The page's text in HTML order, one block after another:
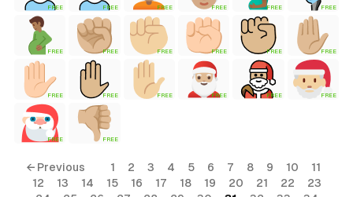
FREE FREE FREE FREE FREE FREE
FREE FREE FREE FREE FREE FREE
FREE FREE FREE FREE FREE FREE
FREE FREE
← Previous 1 2 3 4 5 6 7 8 9 10
11
12
13 14 15 16 17 18 19 20 21 22
23